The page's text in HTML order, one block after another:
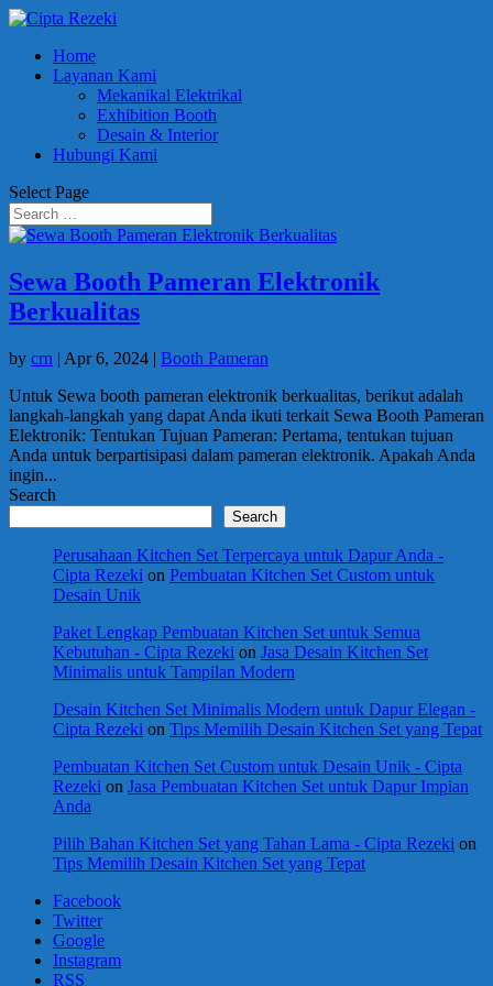
Home
Layanan Kami
Mekanikal Elektrikal
Exhibition Booth
Desain & Interior
Hubungi Kami
Select Page
Sewa Booth Pameran Elektronik
Berkualitas
by crn | Apr 6, 2024 | Booth Pameran
Untuk Sewa booth pameran elektronik berkualitas, berikut adalah
langkah-langkah yang dapat Anda ikuti terkait Sewa Booth Pameran
Elektronik: Tentukan Tujuan Pameran: Pertama, tentukan tujuan
Anda untuk berpartisipasi dalam pameran elektronik. Apakah Anda
ingin...
Search
Search
Perusahaan Kitchen Set Terpercaya untuk Dapur Anda -
Cipta Rezeki on Pembuatan Kitchen Set Custom untuk
Desain Unik
Paket Lengkap Pembuatan Kitchen Set untuk Semua
Kebutuhan - Cipta Rezeki on Jasa Desain Kitchen Set
Minimalis untuk Tampilan Modern
Desain Kitchen Set Minimalis Modern untuk Dapur Elegan -
Cipta Rezeki on Tips Memilih Desain Kitchen Set yang Tepat
Pembuatan Kitchen Set Custom untuk Desain Unik - Cipta
Rezeki on Jasa Pembuatan Kitchen Set untuk Dapur Impian
Anda
Pilih Bahan Kitchen Set yang Tahan Lama - Cipta Rezeki on
Tips Memilih Desain Kitchen Set yang Tepat
Facebook
Twitter
Google
Instagram
RSS